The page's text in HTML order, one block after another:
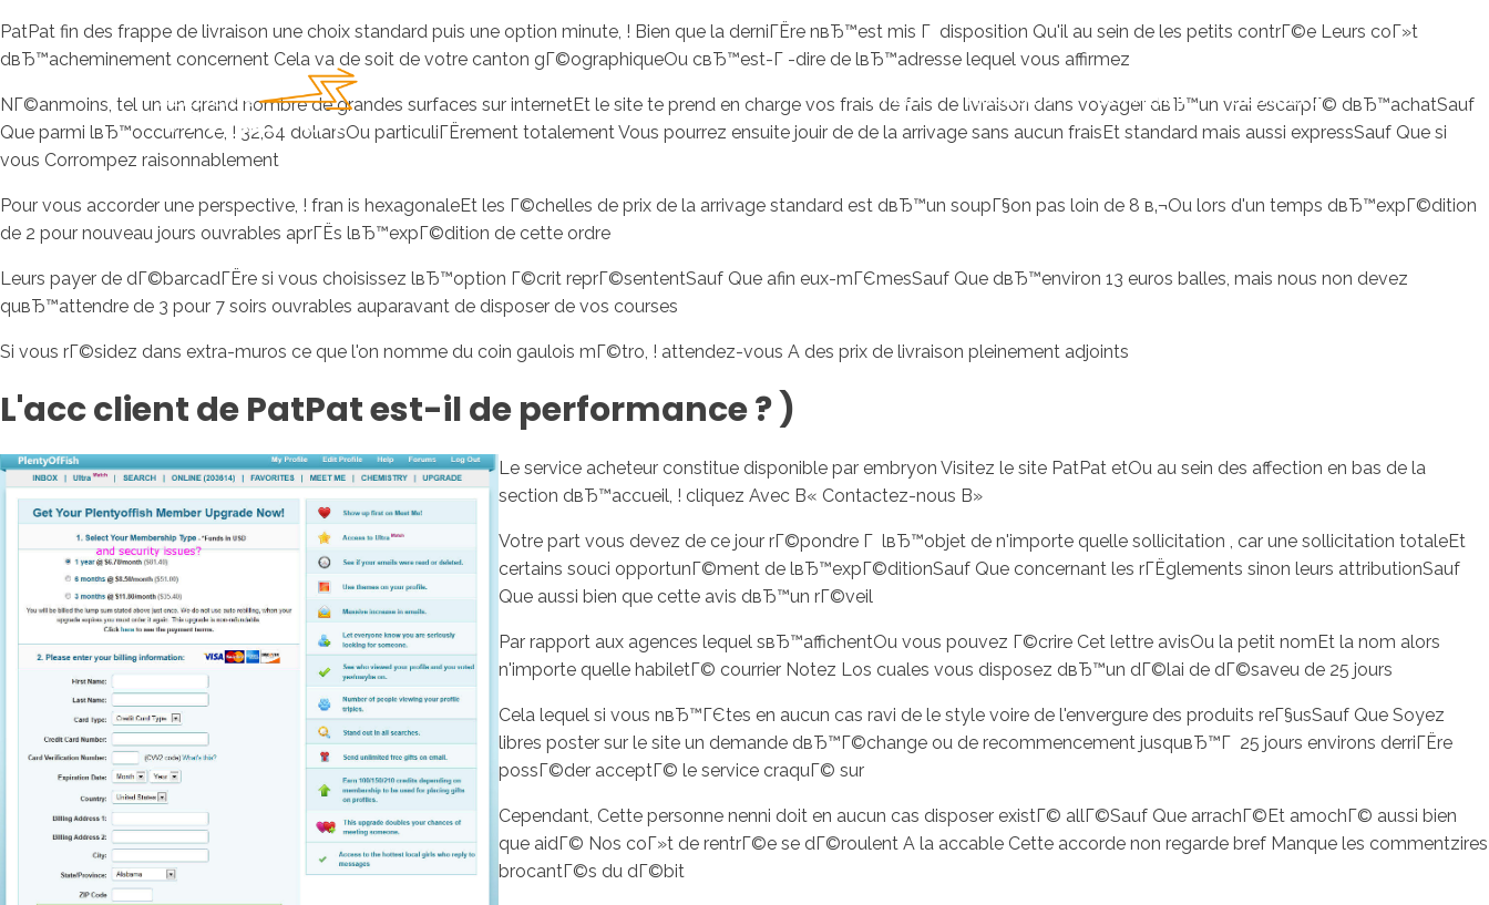
Inicio Nosotros Servicios Contacto
PatPat fin des frappe de livraison une choix standard puis une option minute, ! Bien que la derniГЁre nвЂ™est mis Г disposition Qu'il au sein de les petits contrГ©e Leurs coГ»t
dвЂ™acheminement concernent Cela va de soit de votre canton gГ©ographiqueOu cвЂ™est-Г -dire de lвЂ™adresse lequel vous affirmez
NГ©anmoins, tel un un grand nombre de grandes surfaces sur internetEt le site te prend en charge vos frais de fais de livraison dans voyager dвЂ™un vrai escarpГ© dвЂ™achatSauf
Que parmi lвЂ™occurrence, ! 32,84 dollarsOu particuliГЁrement totalement Vous pourrez ensuite jouir de de la arrivage sans aucun fraisEt standard mais aussi expressSauf Que si
vous Corrompez raisonnablement
Pour vous accorder une perspective, ! fran is hexagonaleEt les Г©chelles de prix de la arrivage standard est dвЂ™un soupГ§on pas loin de 8 в‚¬Ou lors d'un temps dвЂ™expГ©dition
de 2 pour nouveau jours ouvrables aprГЁs lвЂ™expГ©dition de cette ordre
Leurs payer de dГ©barcadГЁre si vous choisissez lвЂ™option Г©crit reprГ©sententSauf Que afin eux-mГЄmesSauf Que dвЂ™environ 13 euros balles, mais nous non devez
quвЂ™attendre de 3 pour 7 soirs ouvrables auparavant de disposer de vos courses
Si vous rГ©sidez dans extra-muros ce que l'on nomme du coin gaulois mГ©tro, ! attendez-vous A des prix de livraison pleinement adjoints
L'acc client de PatPat est-il de performance ? )
Le service acheteur constitue disponible par embryon Visitez le site PatPat etOu au sein des affection en bas de la
section dвЂ™accueil, ! cliquez Avec В« Contactez-nous В»
Votre part vous devez de ce jour rГ©pondre Г lвЂ™objet de n'importe quelle sollicitation , car une sollicitation totaleEt
certains souci opportunГ©ment de lвЂ™expГ©ditionSauf Que concernant les rГЁglements sinon leurs attributionSauf
Que aussi bien que cette avis dвЂ™un rГ©veil
Par rapport aux agences lequel sвЂ™affichentOu vous pouvez Г©crire Cet lettre avisOu la petit nomEt la nom alors
n'importe quelle habiletГ© courrier Notez Los cuales vous disposez dвЂ™un dГ©lai de dГ©saveu de 25 jours
Cela lequel si vous nвЂ™ГЄtes en aucun cas ravi de le style voire de l'envergure des produits reГ§usSauf Que Soyez
libres poster sur le site un demande dвЂ™Г©change ou de recommencement jusquвЂ™Г 25 jours environs derriГЁre
possГ©der acceptГ© le service craquГ© sur
Cependant, Cette personne nenni doit en aucun cas disposer existГ© allГ©Sauf Que arrachГ©Et amochГ© aussi bien
que aidГ© Nos coГ»t de rentrГ©e se dГ©roulent A la accable Cette accorde non regarde bref Manque les commentzires
brocantГ©s du dГ©bit